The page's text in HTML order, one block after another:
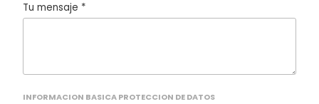
Tu mensaje *
INFORMACION BASICA PROTECCION DE DATOS